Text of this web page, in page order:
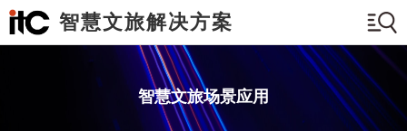
智慧文旅解决方案
智慧文旅场景应用